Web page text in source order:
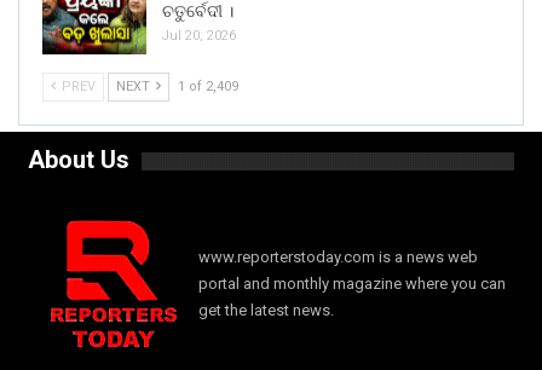
ଚତୁର୍ବେଦୀ ।
Jul 20, 2026
PREV NEXT 1 of 2,409
About Us
www.reporterstoday.com is a news web
portal and monthly magazine where you can
get the latest news.